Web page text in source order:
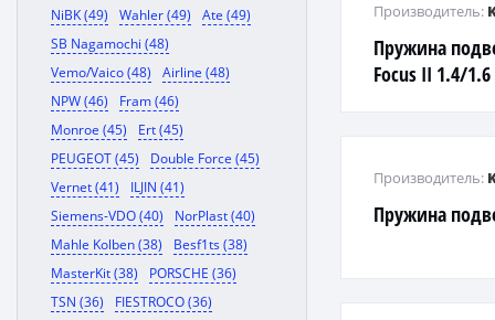
NiBK (49)
Wahler (49)
Ate (49)
SB Nagamochi (48)
Vemo/Vaico (48)
Airline (48)
NPW (46)
Fram (46)
Monroe (45)
Ert (45)
PEUGEOT (45)
Double Force (45)
Vernet (41)
ILJIN (41)
Siemens-VDO (40)
NorPlast (40)
Mahle Kolben (38)
Besf1ts (38)
MasterKit (38)
PORSCHE (36)
TSN (36)
FIESTROCO (36)
Пружина
Focus II 1.4/1.6
Производитель:
Пружина
Производитель: